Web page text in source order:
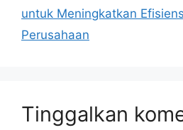
untuk Meningkatkan
Perusahaan
Tinggalkan